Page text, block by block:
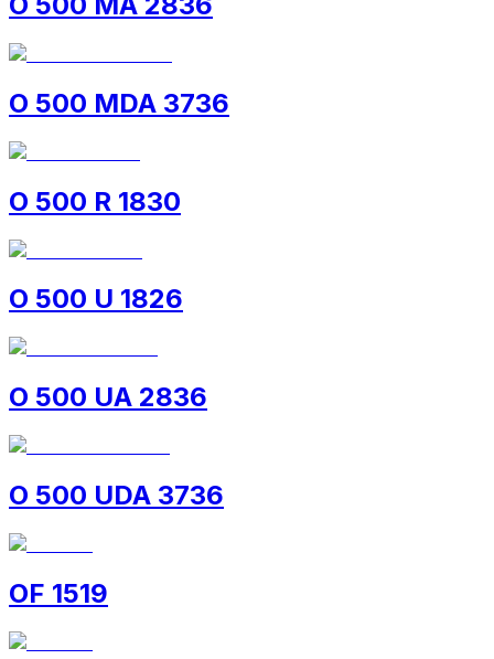
O 500 MDA 3736
O 500 R 1830
O 500 U 1826
O 500 UA 2836
O 500 UDA 3736
OF 1519